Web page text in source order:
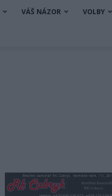
VÁŠ NÁZOR VOLBY